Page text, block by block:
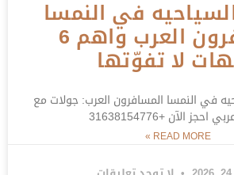
السياحيه في النمسا
المسافرون العرب واهم 6
لا تفوّتها
في النمسا المسافرون العرب: جولات مع
الآن +31638154776
READ MORE »